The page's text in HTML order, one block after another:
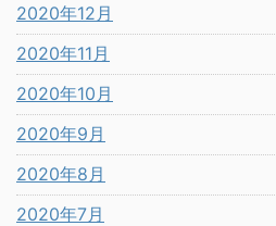
2020年12月
2020年11月
2020年10月
2020年9月
2020年8月
2020年7月